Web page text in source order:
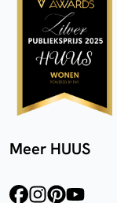
Meer HUUS
facebookinstagram
pinterest
youtube